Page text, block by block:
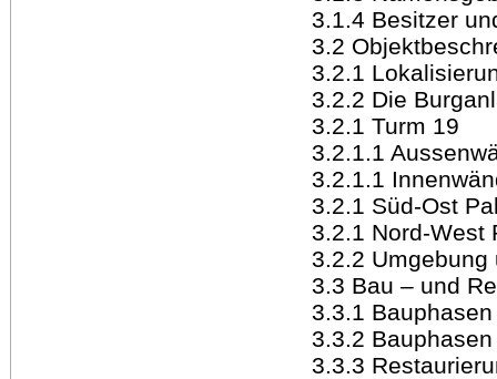
3.1.4 Besitzer
3.2
3.2.1
3.2.2 Die
3.2.1 Turm 19
3.2.1.1
3.2.1.1
3.2.1 Süd-Ost
3.2.1 Nord-West
3.2.2 Umgebung
3.3 Bau – und
3.3.1
3.3.2
3.3.3